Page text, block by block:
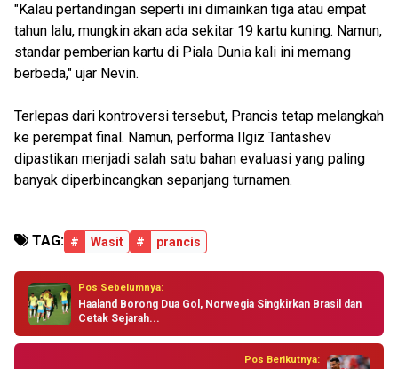
"Kalau pertandingan seperti ini dimainkan tiga atau empat
tahun lalu, mungkin akan ada sekitar 19 kartu kuning. Namun,
standar pemberian kartu di Piala Dunia kali ini memang
berbeda," ujar Nevin.
Terlepas dari kontroversi tersebut, Prancis tetap melangkah
ke perempat final. Namun, performa Ilgiz Tantashev
dipastikan menjadi salah satu bahan evaluasi yang paling
banyak diperbincangkan sepanjang turnamen.
TAG: # Wasit # prancis
Pos Sebelumnya:
Haaland Borong Dua Gol, Norwegia Singkirkan Brasil dan
Cetak Sejarah...
Pos Berikutnya: